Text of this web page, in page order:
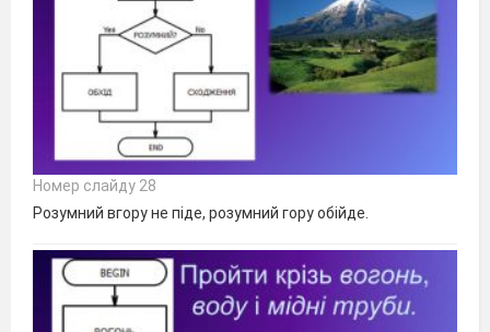
Номер слайду 28
Розумний вгору не піде, розумний гору обійде.